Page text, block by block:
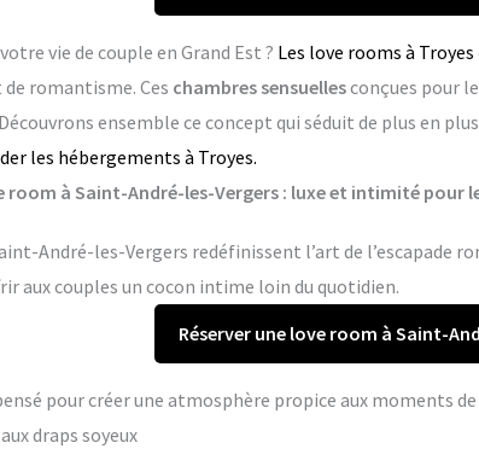
vie de couple en Grand Est ? Les love rooms à Troyes
romantisme. Ces chambres sensuellesconçues pour
ensemble ce concept qui séduit de plus en
les hébergements à Troyes.
room à Saint-André-les-Vergers : luxe et intimité pour
André-les-Vergers redéfinissent l’art de l’escapade
aux couples un cocon intime loin du quotidien.
Réserver une love room à Saint-
pour créer une atmosphère propice aux moments
draps soyeux